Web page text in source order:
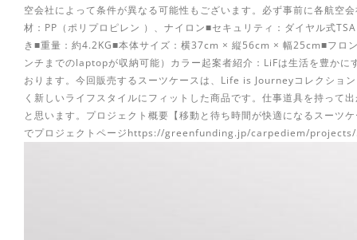
空会社によって条件が異なる可能性もございます。必ず事前に各航空
材：PP（ポリプロピレン ）、ナイロン■セキュリティ：ダイヤル式
き■重量：約4.2KG■本体サイズ：横37cm × 縦56cm × 幅25cm■フ
ンチまでのlaptopが収納可能）カラー起案者紹介：LiFは生活を豊か
おります。今回販売するスーツケースは、Life is Journeyコレクショ
く新しいライフスタイルにフィットした商品です。仕事道具を持って
と思います。プロジェクト概要【移動と待ち時間が快適になるスー
でプロジェクトページhttps://greenfunding.jp/carpediem/